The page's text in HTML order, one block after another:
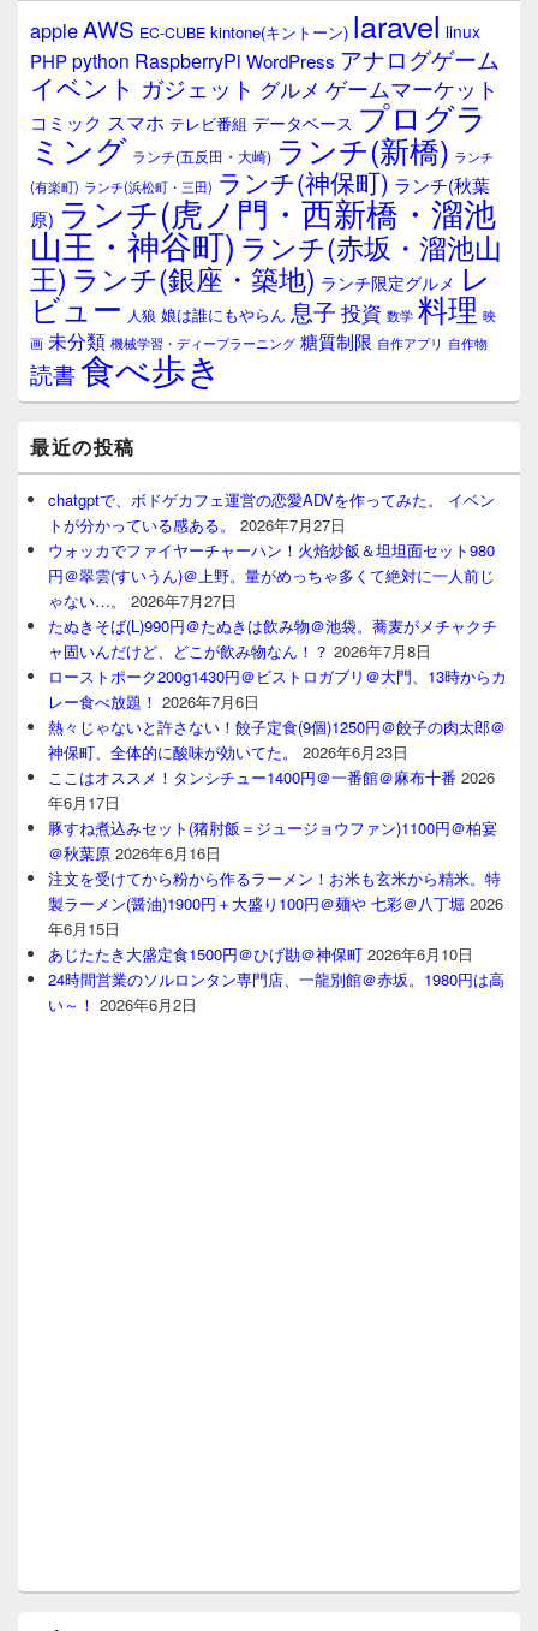
appleAWS EC-CUBE kintone(キントーン) laravel linux
PHPpython RaspberryPi WordPress アナログゲーム
イベント ガジェット グルメ ゲームマーケット
コミック スマホ テレビ番組 データベース プログラ
ミング ランチ(五反田・大崎) ランチ(新橋) ランチ
(有楽町) ランチ(浜松町・三田) ランチ(神保町) ランチ(秋葉
原) ランチ(虎ノ門・西新橋・溜池
山王・神谷町) ランチ(赤坂・溜池山
王) ランチ(銀座・築地) ランチ限定グルメ レ
ビュー 人狼 娘は誰にもやらん 息子 投資 数学 料理 映
画 未分類 機械学習・ディープラーニング 糖質制限 自作アプリ 自作物
読書食べ歩き
最近の投稿
chatgptで、ボドゲカフェ運営の恋愛ADVを作ってみた。 イベン
トが分かっている感ある。
2026年7月27日
ウォッカでファイヤーチャーハン！火焰炒飯＆坦坦面セット980
円＠翠雲(すいうん)＠上野。量がめっちゃ多くて絶対に一人前じ
ゃない…。
2026年7月27日
たぬきそば(L)990円＠たぬきは飲み物＠池袋。蕎麦がメチャクチ
ャ固いんだけど、どこが飲み物なん！？ 2026年7月8日
ローストポーク200g1430円＠ビストロガブリ＠大門、13時からカ
レー食べ放題！ 2026年7月6日
熱々じゃないと許さない！餃子定食(9個)1250円＠餃子の肉太郎＠
神保町、全体的に酸味が効いてた。
2026年6月23日
ここはオススメ！タンシチュー1400円＠一番館＠麻布十番 2026
年6月17日
豚すね煮込みセット(猪肘飯＝ジュージョウファン)1100円＠柏宴
＠秋葉原 2026年6月16日
注文を受けてから粉から作るラーメン！お米も玄米から精米。特
製ラーメン(醤油)1900円＋大盛り100円＠麺や 七彩＠八丁堀 2026
年6月15日
あじたたき大盛定食1500円＠ひげ勘＠神保町 2026年6月10日
24時間営業のソルロンタン専門店、一龍別館＠赤坂。1980円は高
い～！ 2026年6月2日